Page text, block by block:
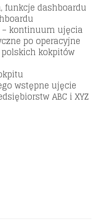
funkcje dashboardu
– kontinuum ujęcia
po operacyjne
polskich kokpitów
wstępne ujęcie
ABC i XYZ